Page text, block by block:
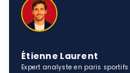
Étienne Laurent
Expert analyste en paris sportifs